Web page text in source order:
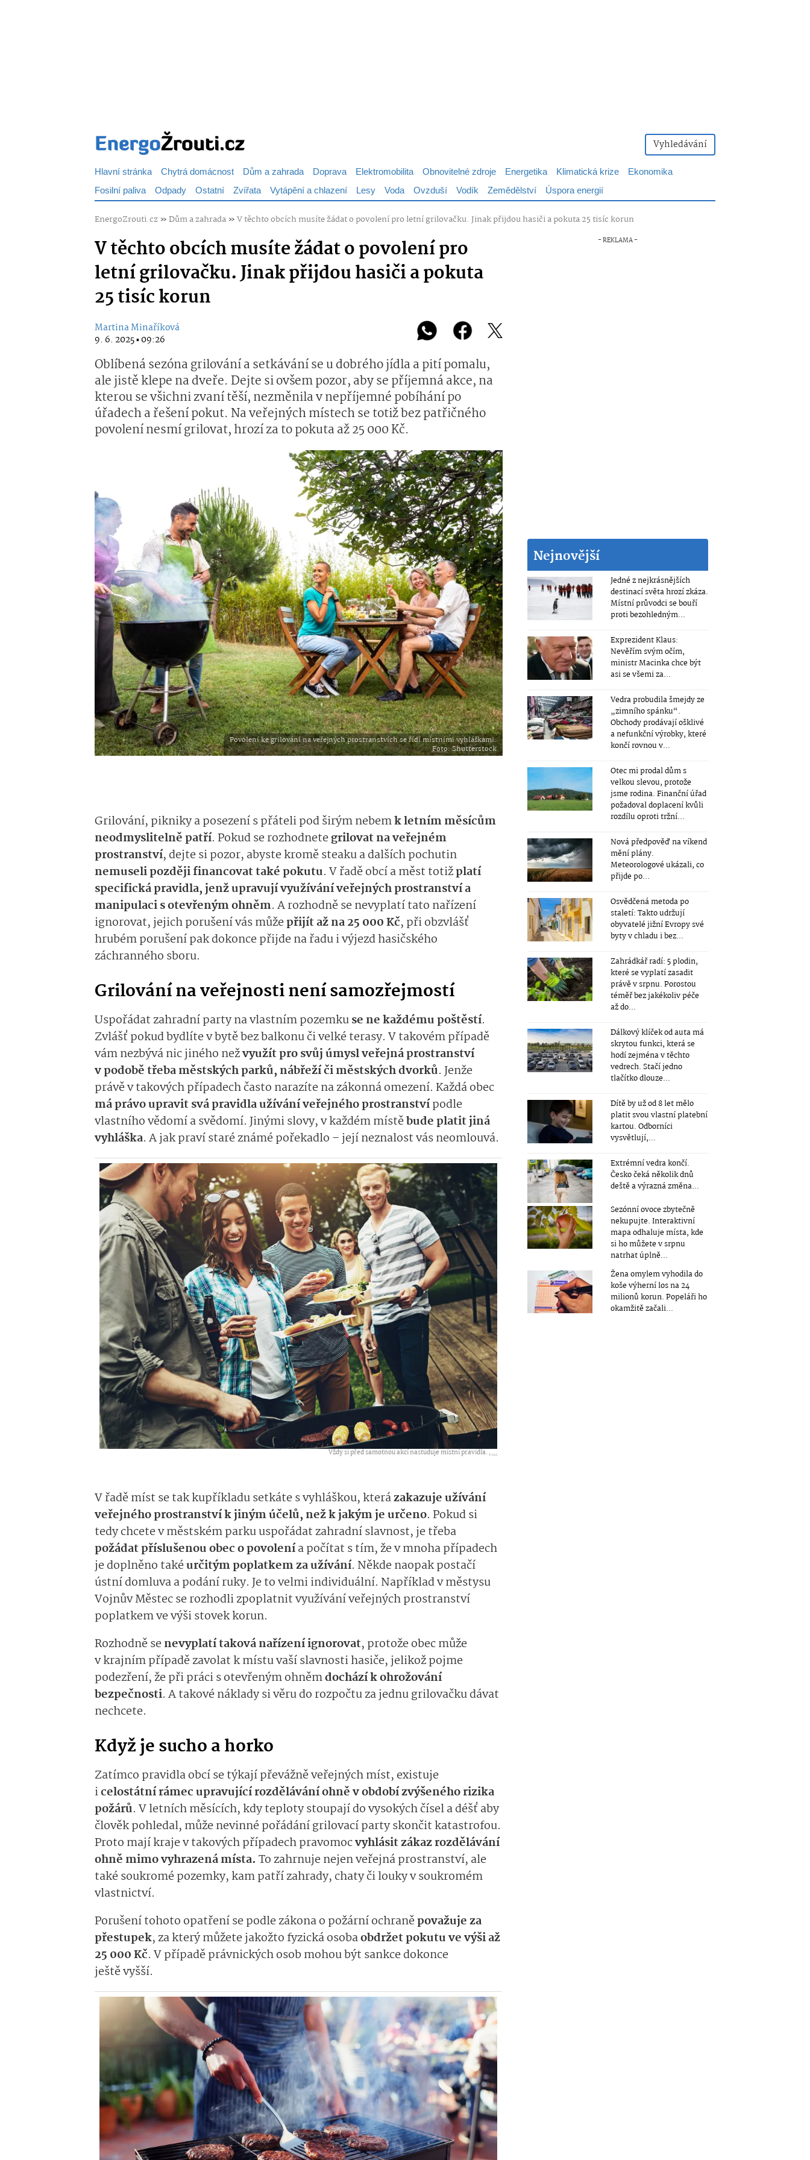
Vyhledávání
Hlavní stránka Chytrá domácnost Dům a zahrada Doprava Elektromobilita Obnovitelné zdroje Energetika Klimatická krize
Ekonomika
Fosilní paliva Odpady Ostatní Zvířata Vytápění a chlazení Lesy Voda Ovzduší Vodík Zemědělství Úspora energií
EnergoZrouti.cz»Dům a zahrada»V těchto obcích musíte žádat o povolení pro letní grilovačku. Jinak přijdou hasiči a pokuta 25 tisíc korun
V těchto obcích musíte žádat o povolení pro
letní grilovačku. Jinak přijdou hasiči a pokuta
25 tisíc korun
Martina Minaříková
9. 6. 2025 ▪ 09:26
Oblíbená sezóna grilování a setkávání se u dobrého jídla a pití pomalu,
ale jistě klepe na dveře. Dejte si ovšem pozor, aby se příjemná akce, na
kterou se všichni zvaní těší, nezměnila v nepříjemné pobíhání po
úřadech a řešení pokut. Na veřejných místech se totiž bez patřičného
povolení nesmí grilovat, hrozí za to pokuta až 25 000 Kč.
Povolení ke grilování na veřejných prostranstvích se řídí místními vyhláškami.
Foto: Shutterstock
Grilování, pikniky a posezení s přáteli pod širým nebemk letním měsícům
neodmyslitelně patří. Pokud se rozhodnetegrilovat na veřejném
prostranství, dejte si pozor, abyste kromě steaku a dalších pochutin
nemuseli později financovat také pokutu. V řadě obcí a měst totižplatí
specifická pravidla, jenž upravují využívání veřejných prostranství a
manipulaci s otevřeným ohněm. A rozhodně se nevyplatí tato nařízení
ignorovat, jejich porušení vás můžepřijít až na 25 000 Kč, při obzvlášť
hrubém porušení pak dokonce přijde na řadu i výjezd hasičského
záchranného sboru.
Grilování na veřejnosti není samozřejmostí
Uspořádat zahradní party na vlastním pozemkuse ne každému poštěstí.
Zvlášť pokud bydlíte v bytě bez balkonu či velké terasy. V takovém případě
vám nezbývá nic jiného nežvyužít pro svůj úmysl veřejná prostranství
v podobě třeba městských parků, nábřeží či městských dvorků. Jenže
právě v takových případech často narazíte na zákonná omezení. Každá obec
má právo upravit svá pravidla užívání veřejného prostranstvípodle
vlastního vědomí a svědomí. Jinými slovy, v každém místěbude platit jiná
vyhláška. A jak praví staré známé pořekadlo – její neznalost vás neomlouvá.
Vždy si před samotnou akcí nastuduje místní pravidla. ,...
V řadě míst se tak kupříkladu setkáte s vyhláškou, kterázakazuje užívání
veřejného prostranství k jiným účelů, než k jakým je určeno. Pokud si
tedy chcete v městském parku uspořádat zahradní slavnost, je třeba
požádat příslušenou obec o povolenía počítat s tím, že v mnoha případech
je doplněno takéurčitým poplatkem za užívání. Někde naopak postačí
ústní domluva a podání ruky. Je to velmi individuální. Například v městysu
Vojnův Městec se rozhodli zpoplatnit využívání veřejných prostranství
poplatkem ve výši stovek korun.
Rozhodně senevyplatí taková nařízení ignorovat, protože obec může
v krajním případě zavolat k místu vaší slavnosti hasiče, jelikož pojme
podezření, že při práci s otevřeným ohněmdochází k ohrožování
bezpečnosti. A takové náklady si věru do rozpočtu za jednu grilovačku dávat
nechcete.
Když je sucho a horko
Zatímco pravidla obcí se týkají převážně veřejných míst, existuje
icelostátní rámec upravující rozdělávání ohně v období zvýšeného rizika
požárů. V letních měsících, kdy teploty stoupají do vysokých čísel a déšť aby
člověk pohledal, může nevinné pořádání grilovací party skončit katastrofou.
Proto mají kraje v takových případech pravomocvyhlásit zákaz rozdělávání
ohně mimo vyhrazená místa. To zahrnuje nejen veřejná prostranství, ale
také soukromé pozemky, kam patří zahrady, chaty či louky v soukromém
vlastnictví.
Porušení tohoto opatření se podle zákona o požární ochraněpovažuje za
přestupek, za který můžete jakožto fyzická osobaobdržet pokutu ve výši až
25 000 Kč. V případě právnických osob mohou být sankce dokonce
ještě vyšší.
Nejnovější
Jedné z nejkrásnějších
destinací světa hrozí zkáza.
Místní průvodci se bouří
proti bezohledným...
Exprezident Klaus:
Nevěřím svým očím,
ministr Macinka chce být
asi se všemi za...
Vedra probudila šmejdy ze
„zimního spánku“.
Obchody prodávají ošklivé
a nefunkční výrobky, které
končí rovnou v...
Otec mi prodal dům s
velkou slevou, protože
jsme rodina. Finanční úřad
požadoval doplacení kvůli
rozdílu oproti tržní...
Nová předpověď na víkend
mění plány.
Meteorologové ukázali, co
přijde po...
Osvědčená metoda po
staletí: Takto udržují
obyvatelé jižní Evropy své
byty v chladu i bez...
Zahrádkář radí: 5 plodin,
které se vyplatí zasadit
právě v srpnu. Porostou
téměř bez jakékoliv péče
až do...
Dálkový klíček od auta má
skrytou funkci, která se
hodí zejména v těchto
vedrech. Stačí jedno
tlačítko dlouze...
Dítě by už od 8 let mělo
platit svou vlastní platební
kartou. Odborníci
vysvětlují,...
Extrémní vedra končí.
Česko čeká několik dnů
deště a výrazná změna...
Sezónní ovoce zbytečně
nekupujte. Interaktivní
mapa odhaluje místa, kde
si ho můžete v srpnu
natrhat úplně...
Žena omylem vyhodila do
koše výherní los na 24
milionů korun. Popeláři ho
okamžitě začali...